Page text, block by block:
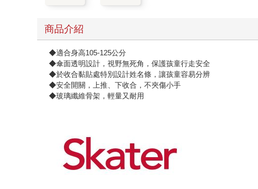
商品介紹
◆適合身高105-125公分
◆傘面透明設計，視野無死角，保護孩童行走安全
◆於收合黏貼處特別設計姓名條，讓孩童容易分辨
◆安全開關，上推、下收合，不夾傷小手
◆玻璃纖維骨架，輕量又耐用